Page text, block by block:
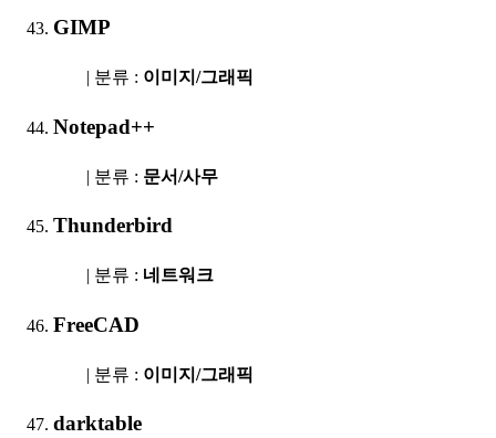
GIMP
| 분류 : 이미지/그래픽
Notepad++
| 분류 : 문서/사무
Thunderbird
| 분류 : 네트워크
FreeCAD
| 분류 : 이미지/그래픽
darktable